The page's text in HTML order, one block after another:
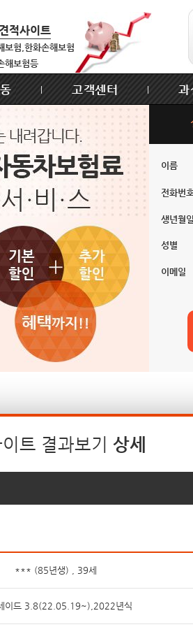
적사이트
보험,한화손해보험
해보험등
고객센터 과
이름
전화번호
생년월일
성별
이메일
트 결과보기 상세
*** (85년생) , 39세
이드 3.8(22.05.19~),2022년식